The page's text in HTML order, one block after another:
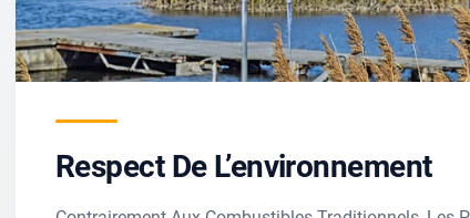
Respect De L’environnement